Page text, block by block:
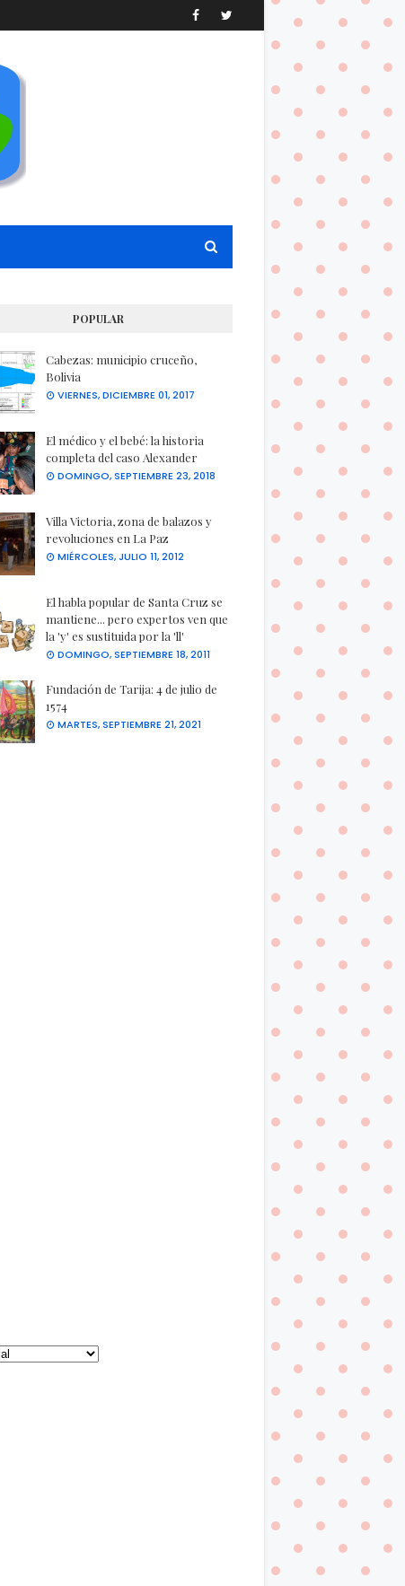
POPULAR
Cabezas: municipio cruceño,
Bolivia
VIERNES, DICIEMBRE 01, 2017
El médico y el bebé: la historia
completa del caso Alexander
DOMINGO, SEPTIEMBRE 23, 2018
Villa Victoria, zona de balazos y
revoluciones en La Paz
MIÉRCOLES, JULIO 11, 2012
El habla popular de Santa Cruz se
mantiene... pero expertos ven que
la 'y' es sustituida por la 'll'
DOMINGO, SEPTIEMBRE 18, 2011
Fundación de Tarija: 4 de julio de
1574
MARTES, SEPTIEMBRE 21, 2021